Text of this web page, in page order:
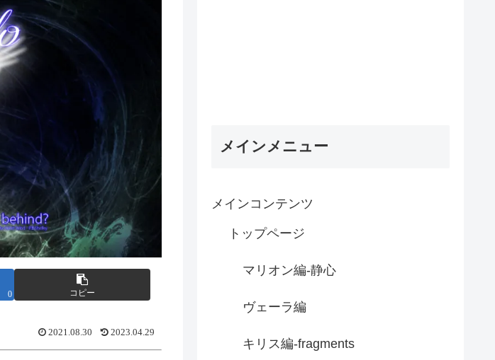
0 コピー
2021.08.30 2023.04.29
メインメニュー
メインコンテンツ
トップページ
マリオン編-静心
ヴェーラ編
キリス編-fragments